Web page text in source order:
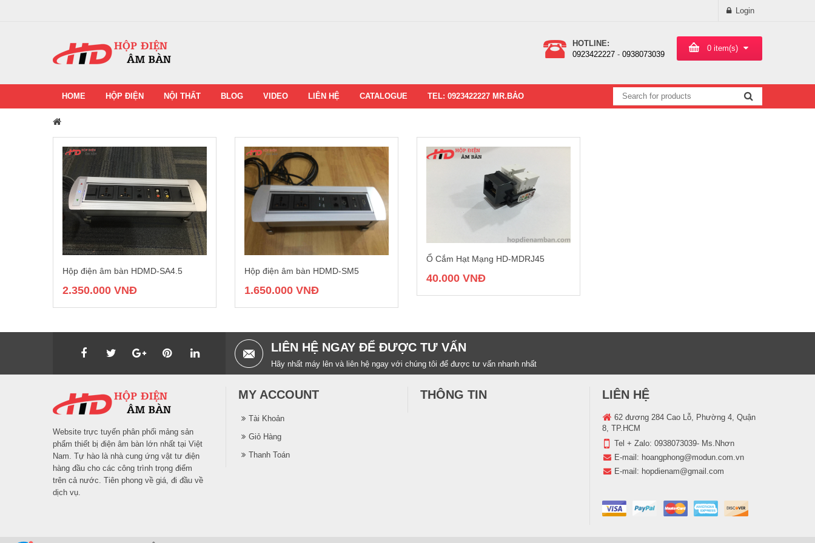
Login
0 item(s)
HOTLINE:
0923422227 - 0938073039
HOME HỘP ĐIỆN NỘI THẤT BLOG VIDEO LIÊN HỆ CATALOGUE TEL: 0923422227 MR.BẢO
Hộp điện âm bàn HDMD-SA4.5
2.350.000 VNĐ
Hộp điện âm bàn HDMD-SM5
1.650.000 VNĐ
Ổ Cắm Hạt Mạng HD-MDRJ45
40.000 VNĐ
LIÊN HỆ NGAY ĐỂ ĐƯỢC TƯ VẤN
Hãy nhất máy lên và liên hệ ngay với chúng tôi để được tư vấn nhanh nhất
Website trực tuyến phân phối mảng sản
phẩm thiết bị điện âm bàn lớn nhất tại Việt
Nam. Tự hào là nhà cung ứng vật tư điện
hàng đầu cho các công trình trọng điểm
trên cả nước. Tiên phong về giá, đi đầu về
dịch vụ.
MY ACCOUNT
Tài Khoản
Giỏ Hàng
Thanh Toán
THÔNG TIN LIÊN HỆ
62 đương 284 Cao Lỗ, Phường 4, Quận
8, TP.HCM
Tel + Zalo: 0938073039- Ms.Nhơn
E-mail: hoangphong@modun.com.vn
E-mail: hopdienam@gmail.com